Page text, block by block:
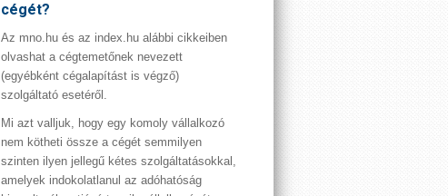
cégét?
Az mno.hu és az index.hu alábbi cikkeiben
olvashat a cégtemetőnek nevezett
(egyébként cégalapítást is végző)
szolgáltató esetéről.
Mi azt valljuk, hogy egy komoly vállalkozó
nem kötheti össze a cégét semmilyen
szinten ilyen jellegű kétes szolgáltatásokkal,
amelyek indokolatlanul az adóhatóság